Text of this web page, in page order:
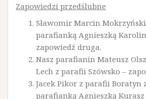
Zapowiedzi przedślubne
Sławomir Marcin
parafianką Agnieszką
zapowiedź druga.
Nasz parafianin Mateusz
Lech z parafii Szówsko –
Jacek Pikor z parafii Boratyn
parafianką Agnieszką